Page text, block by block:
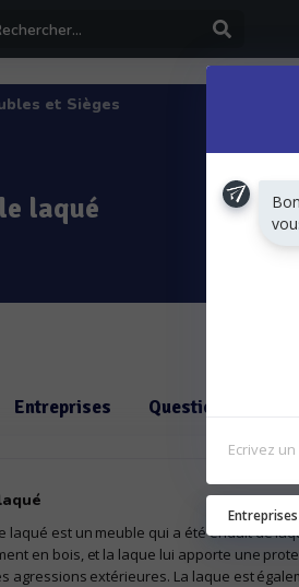
et Sièges
laqué
Entreprises Questions
laqué est un meuble qui a été enduit de
en bois, et la laque lui apporte une
agressions extérieures. La laque est